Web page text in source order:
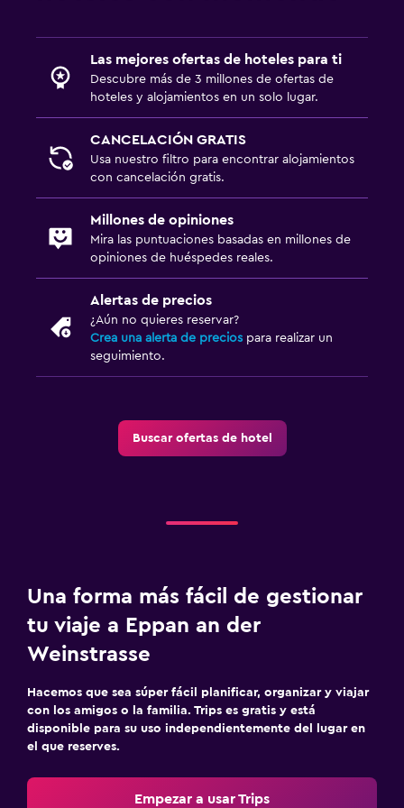
Cubierta para piscina
Sistema de entretenimiento
Sala de estar/TV compartida
Armario o clóset
Zona de trabajo
Actividades
Las mejores ofertas de hoteles para ti
Descubre más de 3 millones de ofertas de
hoteles y alojamientos en un solo lugar.
CANCELACIÓN GRATIS
Usa nuestro filtro para encontrar alojamientos
con cancelación gratis.
Millones de opiniones
Mira las puntuaciones basadas en millones de
opiniones de huéspedes reales.
Alertas de precios
¿Aún no quieres reservar?
Crea una alerta de precios para realizar un
seguimiento.
Buscar ofertas de hotel
Una forma más fácil de gestionar
tu viaje a Eppan an der
Weinstrasse
Hacemos que sea súper fácil planificar, organizar y viajar
con los amigos o la familia. Trips es gratis y está
disponible para su uso independientemente del lugar en
el que reserves.
Empezar a usar Trips